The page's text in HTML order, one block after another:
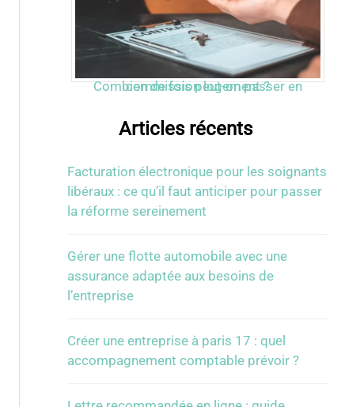
Combien de fois peut-on passer en commission logement ?
Articles récents
Facturation électronique pour les soignants
libéraux : ce qu’il faut anticiper pour passer
la réforme sereinement
Gérer une flotte automobile avec une
assurance adaptée aux besoins de
l’entreprise
Créer une entreprise à paris 17 : quel
accompagnement comptable prévoir ?